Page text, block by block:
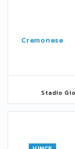
Cremonese
Stadio